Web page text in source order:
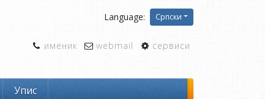
Language: Српски
именик webmail сервиси
Упис